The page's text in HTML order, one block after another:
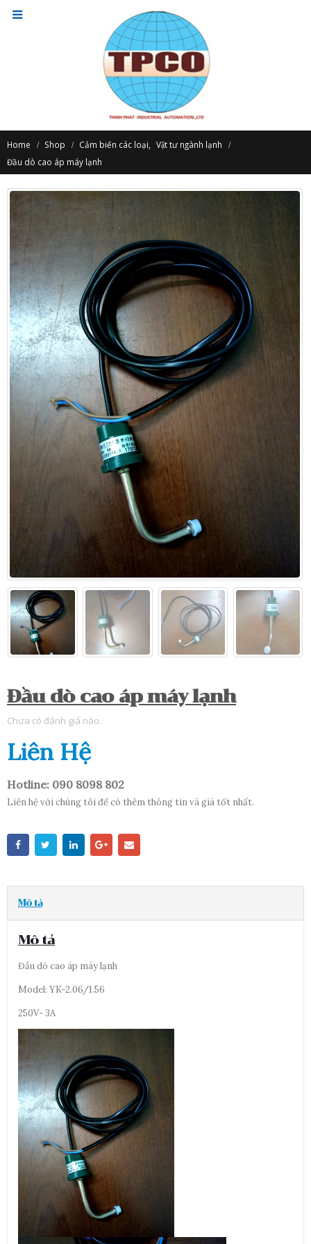
Home Shop Cảm biến các loại
Vật tư ngành lạnh
Đầu dò cao áp máy lạnh
Đầu dò cao áp máy lạnh
Chưa có đánh giá nào.
Liên Hệ
Hotline: 090 8098 802
Liên hệ với chúng tôi để có thêm thông tin và giá tốt nhất.
Mô tả
Mô tả
Đầu dò cao áp máy lạnh
Model: YK-2.06/1.56
250V- 3A